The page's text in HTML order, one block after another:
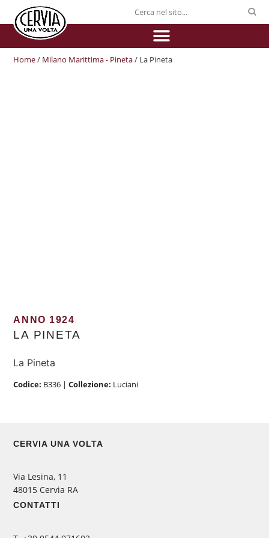
Home/ Milano Marittima - Pineta/ La Pineta
ANNO 1924
LA PINETA
La Pineta
Codice: B336 |Collezione: Luciani
CERVIA UNA VOLTA
Via Lesina, 11
48015 Cervia RA
CONTATTI